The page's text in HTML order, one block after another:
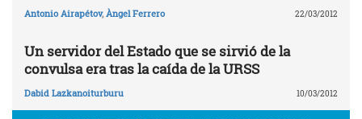
Antonio Airapétov, Àngel Ferrero 22/03/2012
Un servidor del Estado que se sirvió de la
convulsa era tras la caída de la URSS
Dabid Lazkanoiturburu 10/03/2012